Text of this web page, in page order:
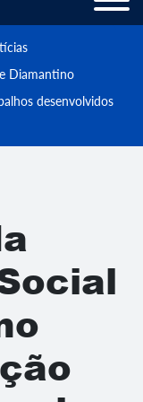
Diamantino
desenvolvidos